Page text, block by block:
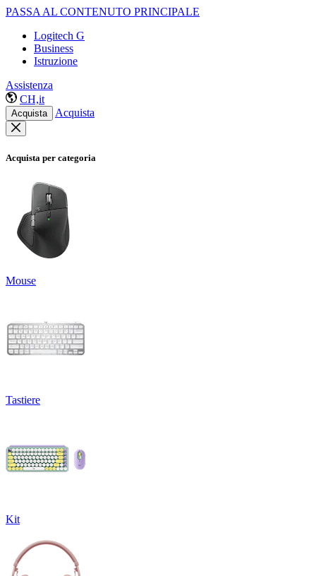
PASSA AL CONTENUTO PRINCIPALE
Logitech G
Business
Istruzione
Assistenza
CH,it
Acquista Acquista
Acquista per categoria
Mouse
Tastiere
Kit